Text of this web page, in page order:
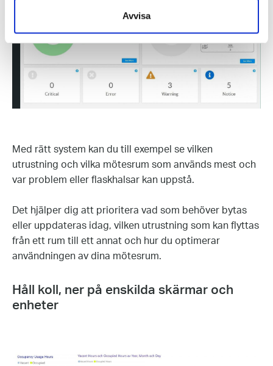
Avvisa
Med rätt system kan du till exempel se vilken
utrustning och vilka mötesrum som används mest och
var problem eller flaskhalsar kan uppstå.
Det hjälper dig att prioritera vad som behöver bytas
eller uppdateras idag, vilken utrustning som kan flyttas
från ett rum till ett annat och hur du optimerar
användningen av dina mötesrum.
Håll koll, ner på enskilda skärmar och
enheter